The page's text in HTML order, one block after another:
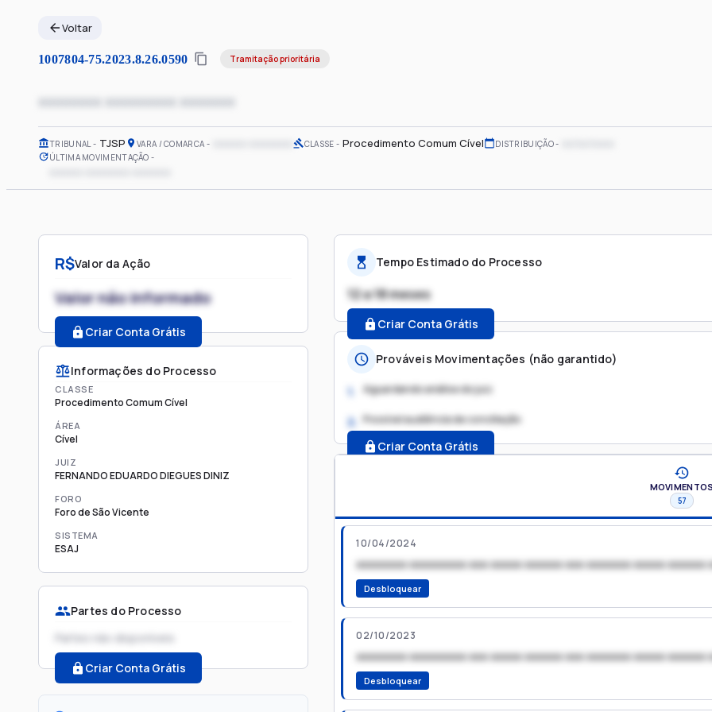
Voltar
1007804-75.2023.8.26.0590 Tramitação prioritária
xxxxxxxx xxxxxxxxx xxxxxxx
TRIBUNAL TJSP VARA / COMARCA CLASSE Procedimento Comum Cível DISTRIBUIÇÃO
ÚLTIMA MOVIMENTAÇÃO
R$Valor da Ação
Valor não informado
Criar Conta Grátis
Informações do Processo
CLASSE
Procedimento Comum Cível
ÁREA
Cível
JUIZ
FERNANDO EDUARDO DIEGUES DINIZ
FORO
Foro de São Vicente
SISTEMA
ESAJ
Partes do Processo
Partes não disponíveis
Criar Conta Grátis
Tempo Estimado do Processo
12 a 18 meses
Criar Conta Grátis
Prováveis Movimentações (não garantido)
1. Aguardando análise do juiz
2. Possível audiência de conciliação
Criar Conta Grátis
MOVIMENTOS
57
10/04/2024
xxxxxxxx xxxxxxxxx xxx xxxxx xxxxxx xxx xxxxxxx xxxxx xxxxxx
Desbloquear
02/10/2023
xxxxxxxx xxxxxxxxx xxx xxxxx xxxxxx xxx xxxxxxx xxxxx xxxxxx
Desbloquear